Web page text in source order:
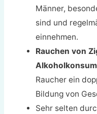
Männer,
sind und
einnehmen.
Rauchen von
Alkoholkonsum
Raucher ein
Bildung von
Sehr selten